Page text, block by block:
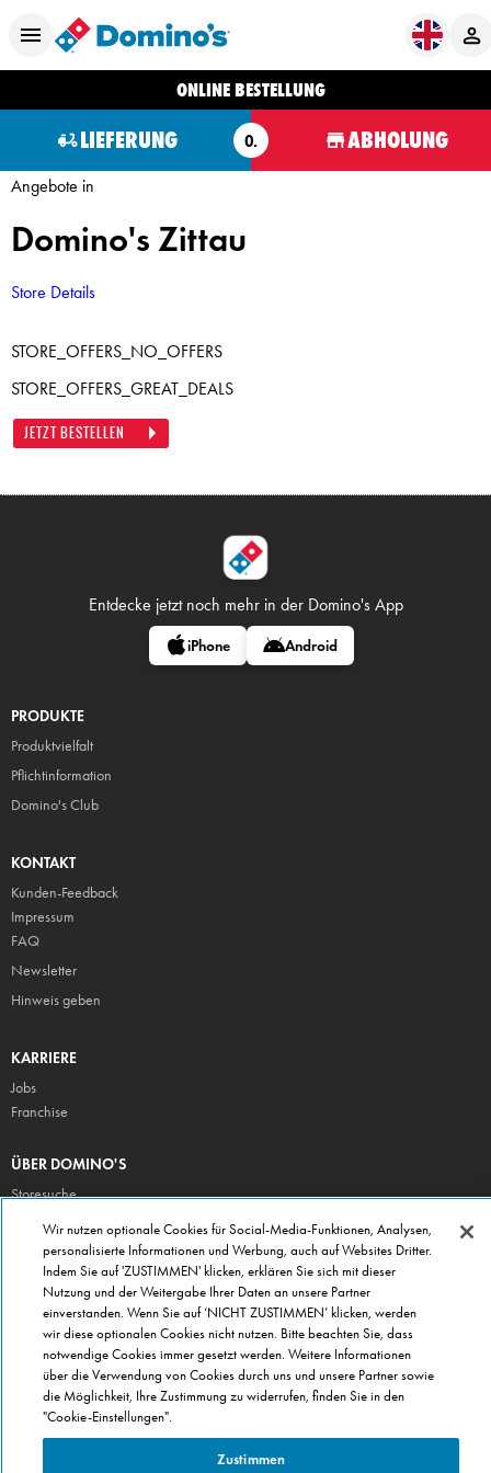
ONLINE BESTELLUNG
LIEFERUNG O. ABHOLUNG
Angebote in
Domino's Zittau
Store Details
STORE_OFFERS_NO_OFFERS
STORE_OFFERS_GREAT_DEALS
JETZT BESTELLEN
Entdecke jetzt noch mehr in der Domino's App
iPhone Android
PRODUKTE
Produktvielfalt
Pflichtinformation
Domino's Club
KONTAKT
Kunden-Feedback
Impressum
FAQ
Newsletter
Hinweis geben
KARRIERE
Jobs
Franchise
ÜBER DOMINO'S
Storesuche
Presse
Domino's App
Unternehmen
Geschenkgutscheine
Cookie Einstellungen
Datenschutz
Allgemeine Geschäftsbedingungen
Wir nutzen optionale Cookies für Social-Media-Funktionen, Analysen,
personalisierte Informationen und Werbung, auch auf Websites Dritter.
Indem Sie auf 'ZUSTIMMEN' klicken, erklären Sie sich mit dieser
Nutzung und der Weitergabe Ihrer Daten an unsere Partner
einverstanden. Wenn Sie auf ‘NICHT ZUSTIMMEN’ klicken, werden
wir diese optionalen Cookies nicht nutzen. Bitte beachten Sie, dass
notwendige Cookies immer gesetzt werden. Weitere Informationen
über die Verwendung von Cookies durch uns und unsere Partner sowie
die Möglichkeit, Ihre Zustimmung zu widerrufen, finden Sie in den
"Cookie-Einstellungen".
Zustimmen